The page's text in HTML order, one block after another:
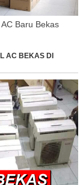
Baru Bekas
AC BEKAS DI